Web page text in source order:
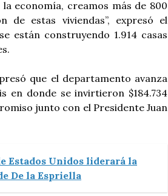
economía, creamos más de 800
de estas viviendas”, expresó el
están construyendo 1.914 casas
que el departamento avanza
en donde se invirtieron $184.734
junto con el Presidente Juan
Estados Unidos liderará la
De la Espriella